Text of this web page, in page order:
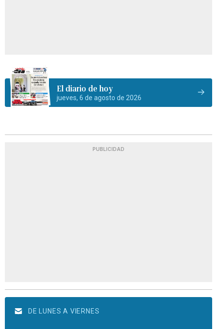
El diario de hoy
jueves, 6 de agosto de 2026
PUBLICIDAD
DE LUNES A VIERNES